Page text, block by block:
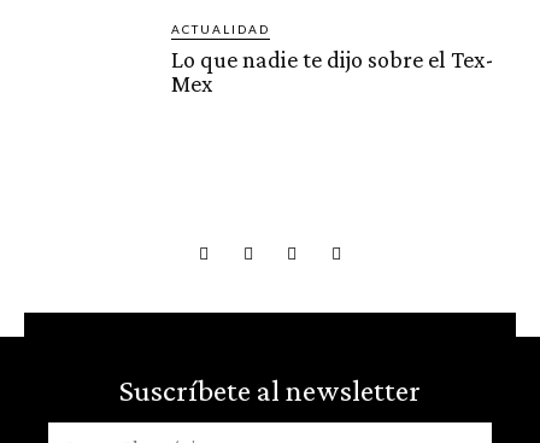
ACTUALIDAD
Lo que nadie te dijo sobre el Tex-
Mex
Suscríbete al newsletter